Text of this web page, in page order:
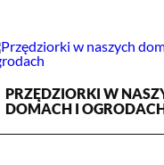
PRZĘDZIORKI W
DOMACH I